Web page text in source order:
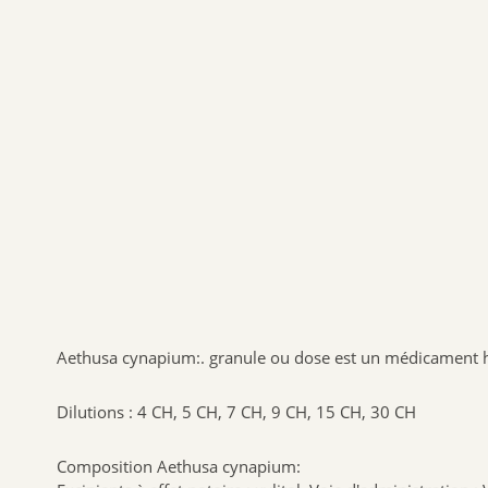
Aethusa cynapium:. granule ou dose est un médicament
Dilutions : 4 CH, 5 CH, 7 CH, 9 CH, 15 CH, 30 CH
Composition Aethusa cynapium: